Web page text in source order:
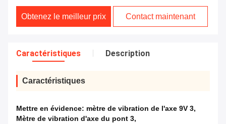
Obtenez le meilleur prix Contact maintenant
Caractéristiques Description
Caractéristiques
Mettre en évidence: mètre de vibration de l'axe 9V 3,
Mètre de vibration d'axe du pont 3,